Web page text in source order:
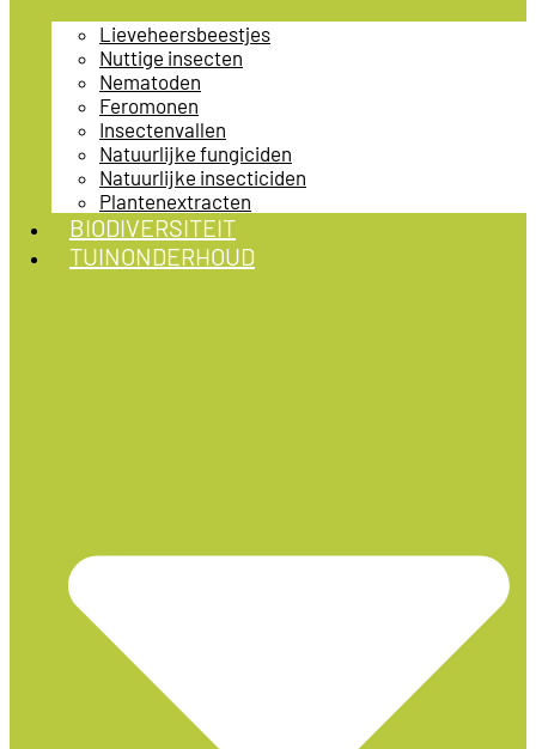
Lieveheersbeestjes
Nuttige insecten
Nematoden
Feromonen
Insectenvallen
Natuurlijke fungiciden
Natuurlijke insecticiden
Plantenextracten
BIODIVERSITEIT
TUINONDERHOUD